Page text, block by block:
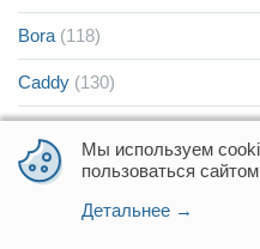
Мы используем
пользоваться сайтом
Детальнее →
Bora (118)
Caddy (130)
Caddy груз. (25)
Caddy пасс. (120)